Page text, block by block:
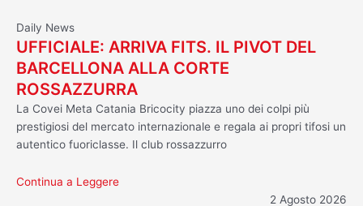
Daily News
UFFICIALE: ARRIVA FITS. IL PIVOT DEL
BARCELLONA ALLA CORTE
ROSSAZZURRA
La Covei Meta Catania Bricocity piazza uno dei colpi più
prestigiosi del mercato internazionale e regala ai propri tifosi un
autentico fuoriclasse. Il club rossazzurro
Continua a Leggere
2 Agosto 2026